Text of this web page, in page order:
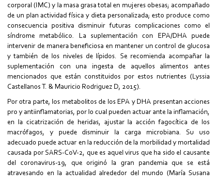
corporal (IMC) y la masa grasa total en mujeres obesas; acompañado
de un plan actividad física y dieta personalizada; esto produce como
consecuencia positiva disminuir futuras complicaciones como el
síndrome metabólico. La suplementación con EPA/DHA puede
intervenir de manera beneficiosa en mantener un control de glucosa
y también de los niveles de lípidos. Se recomienda acompañar la
suplementación con una ingesta de aquellos alimentos antes
mencionados que están constituidos por estos nutrientes (Lyssia
Castellanos T. & Mauricio Rodriguez D, 2015).
Por otra parte, los metabolitos de los EPA y DHA presentan acciones
pro y antiinflamatorias, por lo cual pueden actuar ante la inflamación,
en la cicatrización de heridas, ajustar la acción fagocítica de los
macrófagos, y puede disminuir la carga microbiana. Su uso
adecuado puede actuar en la reducción de la morbilidad y mortalidad
causada por SARS-CoV-2, que es aquel virus que ha sido el causante
del coronavirus-19, que originó la gran pandemia que se está
atravesando en la actualidad alrededor del mundo (María Susana